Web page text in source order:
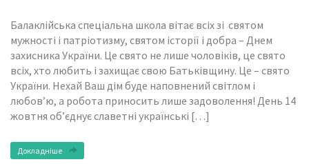
Балаклійська спеціальна школа вітає всіх зі святом
мужності і патріотизму, святом історії і добра – Днем
захисника України. Це свято не лише чоловіків, це свято
всіх, хто любить і захищає свою Батьківщину. Це – свято
України. Нехай Ваш дім буде наповнений світлом і
любов’ю, а робота приносить лише задоволення! День 14
жовтня об’єднує славетні українські […]
Докладніше